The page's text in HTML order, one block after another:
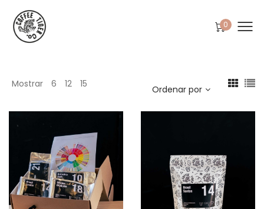
0
Mostrar 6 12 15 Ordenar por